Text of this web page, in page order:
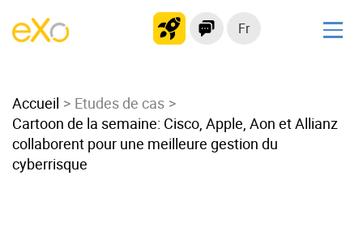
Fr
Intranet moderne
Plateforme collaborative
Réseau social
Accueil
Etudes de cas
Cartoon de la semaine: Cisco, Apple, Aon et Allianz
collaborent pour une meilleure gestion du
cyberrisque